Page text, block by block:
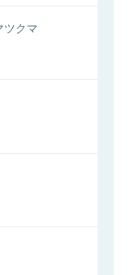
ツクマ